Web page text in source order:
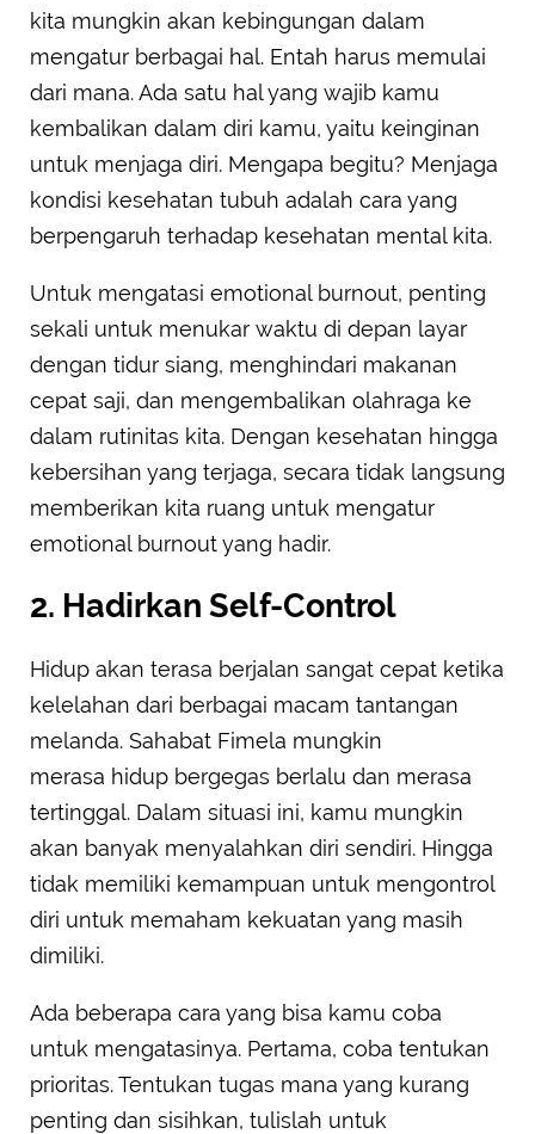
kita mungkin akan kebingungan dalam
mengatur berbagai hal. Entah harus memulai
dari mana. Ada satu hal yang wajib kamu
kembalikan dalam diri kamu, yaitu keinginan
untuk menjaga diri. Mengapa begitu? Menjaga
kondisi kesehatan tubuh adalah cara yang
berpengaruh terhadap kesehatan mental kita.
Untuk mengatasi emotional burnout, penting
sekali untuk menukar waktu di depan layar
dengan tidur siang, menghindari makanan
cepat saji, dan mengembalikan olahraga ke
dalam rutinitas kita. Dengan kesehatan hingga
kebersihan yang terjaga, secara tidak langsung
memberikan kita ruang untuk mengatur
emotional burnout yang hadir.
2. Hadirkan Self-Control
Hidup akan terasa berjalan sangat cepat ketika
kelelahan dari berbagai macam tantangan
melanda. Sahabat Fimela mungkin
merasa hidup bergegas berlalu dan merasa
tertinggal. Dalam situasi ini, kamu mungkin
akan banyak menyalahkan diri sendiri. Hingga
tidak memiliki kemampuan untuk mengontrol
diri untuk memaham kekuatan yang masih
dimiliki.
Ada beberapa cara yang bisa kamu coba
untuk mengatasinya. Pertama, coba tentukan
prioritas. Tentukan tugas mana yang kurang
penting dan sisihkan, tulislah untuk